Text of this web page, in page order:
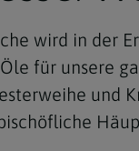
wird in der
für unsere
und